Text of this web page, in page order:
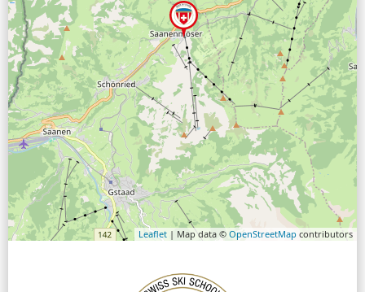
Leaflet | Map data © OpenStreetMap contributors